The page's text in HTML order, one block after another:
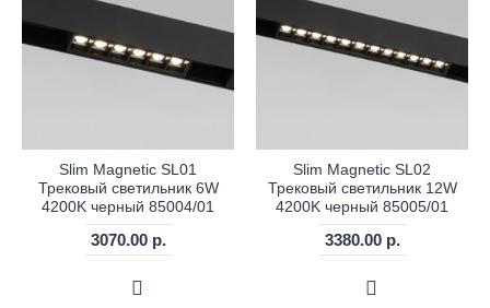
Slim Magnetic SL01
Трековый светильник 6W
4200K черный 85004/01
3070.00 р.
Slim Magnetic SL02
Трековый светильник 12W
4200K черный 85005/01
3380.00 р.